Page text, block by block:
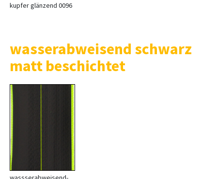
kupfer glänzend 0096
wasserabweisend schwarz
matt beschichtet